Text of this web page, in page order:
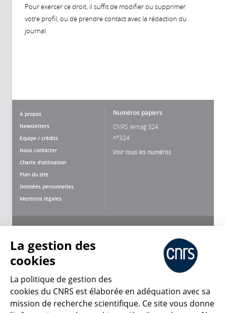
Pour exercer ce droit, il suffit de modifier ou supprimer
votre profil, ou de prendre contact avec la rédaction du
journal.
À propos
Newsletters
Équipe / crédits
Nous contacter
Charte d'utilisation
Plan du site
Données personnelles
Mentions légales
Numéros papiers
CNRS lemag 324
n°324
Voir tous les numéros
CNRS Le Mag
La gestion des
cookies
La politique de gestion des
cookies du CNRS est élaborée en adéquation avec sa
mission de recherche scientifique. Ce site vous donne